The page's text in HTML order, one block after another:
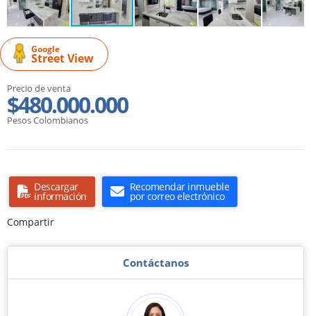
Google
Street View
Precio de venta
$480.000.000
Pesos Colombianos
Descargar
información
Recomendar inmueble
por correo electrónico
Compartir
Contáctanos